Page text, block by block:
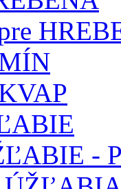
-